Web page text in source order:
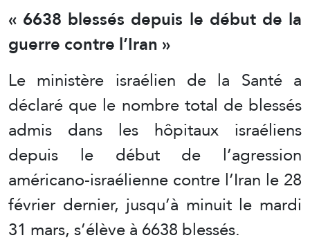
« 6638 blessés depuis le début de la
guerre contre l’Iran »
Le ministère israélien de la Santé a
déclaré que le nombre total de blessés
admis dans les hôpitaux israéliens
depuis le début de l’agression
américano-israélienne contre l’Iran le 28
février dernier, jusqu’à minuit le mardi
31 mars, s’élève à 6638 blessés.